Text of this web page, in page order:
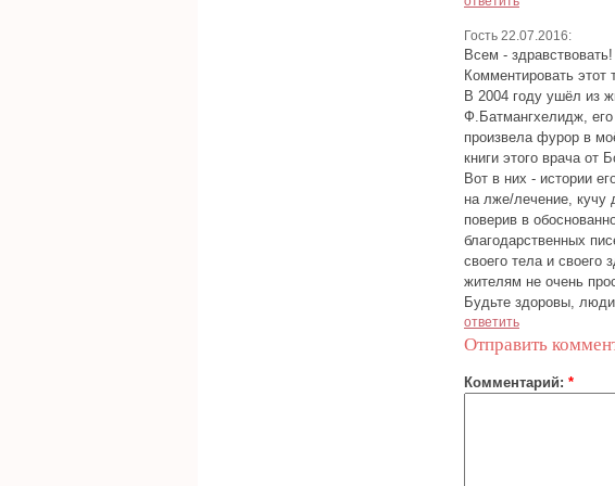
Гость 22.07.2016:
Всем - здравствовать!
Комментировать этот
В 2004 году ушёл из
Ф.Батмангхелидж,
произвела фурор в
книги этого врача от
Вот в них - истории
на лже/лечение, кучу
поверив в
благодарственных
своего тела и своего
жителям не очень
Будьте здоровы,
ответить
Отправить
Комментарий: *